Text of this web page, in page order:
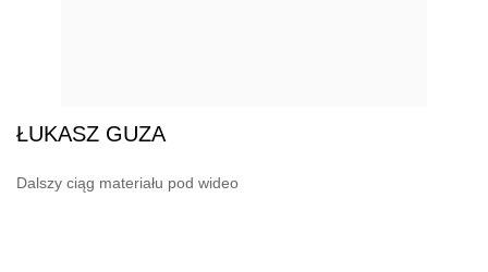
ŁUKASZ GUZA
Dalszy ciąg materiału pod wideo